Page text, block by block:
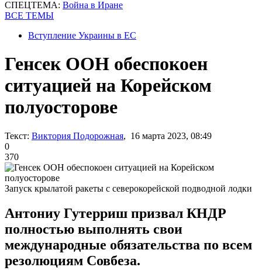
СПЕЦТЕМА: Война в Иране
ВСЕ ТЕМЫ
Вступление Украины в ЕС
Генсек ООН обеспокоен
ситуацией на Корейском
полуосторове
Текст: Виктория Подорожная, 16 марта 2023, 08:49
0
370
Запуск крылатой ракеты с северокорейской подводной лодки
Антониу Гутерриш призвал КНДР
полностью выполнять свои
международные обязательства по всем
резолюциям Совбеза.